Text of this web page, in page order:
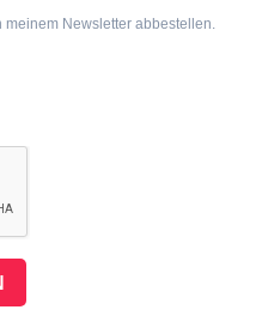
meinem Newsletter abbestellen.